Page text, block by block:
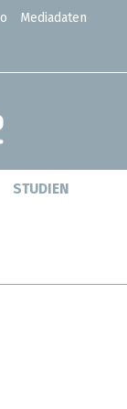
Mediadaten
STUDIEN